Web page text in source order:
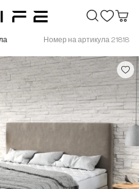
Номер на артикула 21818